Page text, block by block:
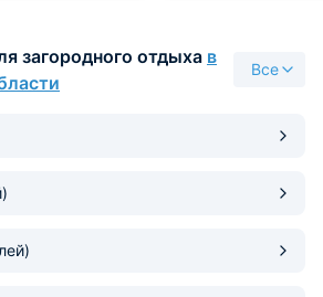
вкусно,
загородного отдыха в
Все